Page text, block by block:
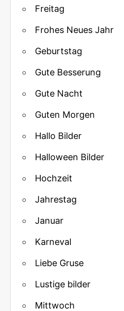
Freitag
Frohes Neues Jahr
Geburtstag
Gute Besserung
Gute Nacht
Guten Morgen
Hallo Bilder
Halloween Bilder
Hochzeit
Jahrestag
Januar
Karneval
Liebe Gruse
Lustige bilder
Mittwoch